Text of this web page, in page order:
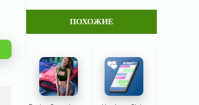
ПОХОЖИЕ